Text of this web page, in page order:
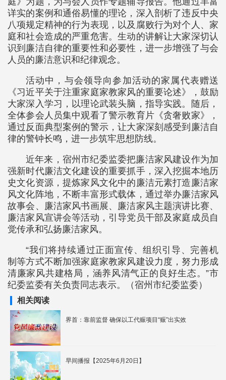
详实的案例和通俗易懂的理论，深入剖析了违反中央
八项规定精神的行为表现，以及腐败行为对个人、家
庭和社会造成的严重危害。生动的讲解让大家深切认
识到廉洁自律的重要性和必要性，进一步增强了与会
人员的廉洁意识和纪律观念。
活动中，与会领导向参加活动的家属代表赠送
《习近平关于注重家庭家教家风的重要论述》，鼓励
大家深入学习，以理论武装头脑，指导实践。随后，
全体参会人员集中观看了警示教育片《贪奢败家》，
通过反面典型案例的警示，让大家深刻感受到廉洁自
律的警钟长鸣，进一步筑牢思想防线。
近年来，宿州市纪委监委把廉洁家风建设作为加
强新时代廉洁文化建设的重要抓手，深入挖掘本地历
史文化资源，提炼家风文化中的廉洁元素打造廉洁家
风文化阵地，不断丰富形式载体，通过举办廉洁家风
故事会、廉洁家风书画展、廉洁家风主题演讲比赛、
廉洁家风宣讲会等活动，引导党员干部及家庭成员自
觉传承和弘扬廉洁家风。
“我们将持续通过正面宣传、组织引导、完善机
制等方式不断加强家庭家教家风建设力度，努力形成
清廉家风共建格局，涵养风清气正的良好生态。”市
纪委监委有关负责同志表示。（宿州市纪委监委）
相关阅读
界首：靠前监督 确保以工代赈项目“赈”出实效
早间播报【2025年6月20日】